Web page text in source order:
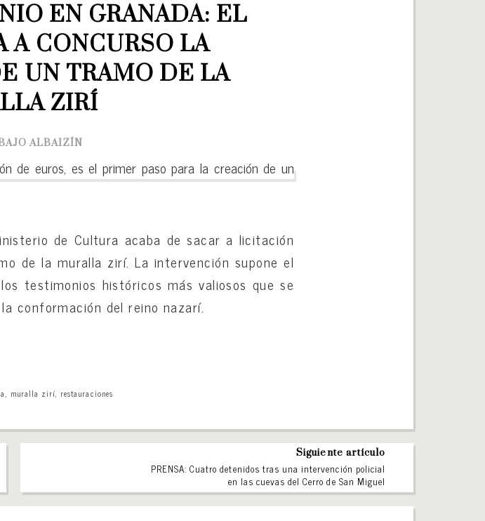
EN GRANADA: EL
A CONCURSO LA
UN TRAMO DE LA
ZIRÍ
ALBAIZÍN
de euros, es el primer paso para la creación de un
de Cultura acaba de sacar a licitación
de la muralla zirí. La intervención supone el
testimonios históricos más valiosos que se
conformación del reino nazarí.
, muralla zirí, restauraciones
Siguiente artículo
PRENSA: Cuatro detenidos tras una intervención policial
en las cuevas del Cerro de San Miguel